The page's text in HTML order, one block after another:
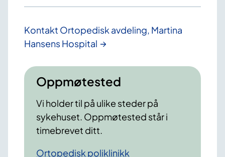
Kontakt Ortopedisk avdeling, Martina
Hansens Hospital
Oppmøtested
Vi holder til på ulike steder på
sykehuset. Oppmøtested står i
timebrevet ditt.
Ortopedisk poliklinikk